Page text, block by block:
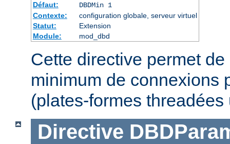
Défaut:
DBDMin 1
Contexte:
configuration globale, serveur virtuel
Statut:
Extension
Module:
mod_dbd
Cette directive permet
minimum de connexions
(plates-formes
Directive